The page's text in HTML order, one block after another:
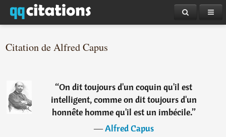
Citation de Alfred Capus
“On dit toujours d'un coquin qu'il est
intelligent, comme on dit toujours d'un
honnête homme qu'il est un imbécile.”
―Alfred Capus